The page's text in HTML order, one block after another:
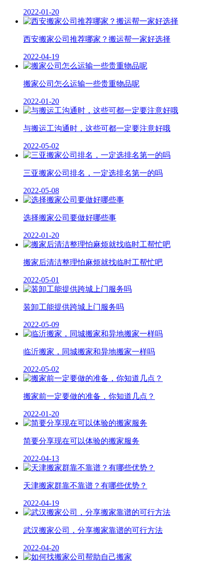
2022-01-20
西安搬家公司推荐哪家？搬运帮一家好选择
2022-04-19
搬家公司怎么运输一些贵重物品呢
2022-01-20
与搬运工沟通时，这些可都一定要注意好哦
2022-05-02
三亚搬家公司排名，一定选排名第一的吗
2022-05-08
选择搬家公司要做好哪些事
2022-01-20
搬家后清洁整理怕麻烦就找临时工帮忙吧
2022-05-01
装卸工能提供跨城上门服务吗
2022-05-09
临沂搬家，同城搬家和异地搬家一样吗
2022-05-02
搬家前一定要做的准备，你知道几点？
2022-01-20
简要分享现在可以体验的搬家服务
2022-04-13
天津搬家群靠不靠谱？有哪些优势？
2022-04-19
武汉搬家公司，分享搬家靠谱的可行方法
2022-04-20